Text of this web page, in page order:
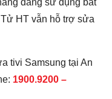
đang sử dụng bất
HT vẫn hỗ trợ sửa
tivi Samsung tại An
1900.9200 –